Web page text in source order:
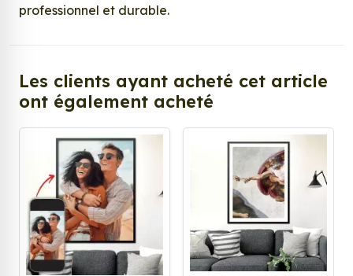
professionnel et durable.
Les clients ayant acheté cet article
ont également acheté